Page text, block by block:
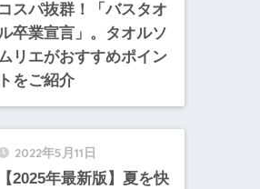
コスパ抜群！「バスタオ
卒業宣言」。タオルソ
リエがおすすめポイン
トをご紹介
2022年5月11日
【2025年最新版】夏を快